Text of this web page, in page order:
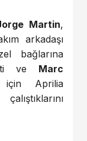
Martin,
arkadaşı
bağlarına
ve Marc
Aprilia